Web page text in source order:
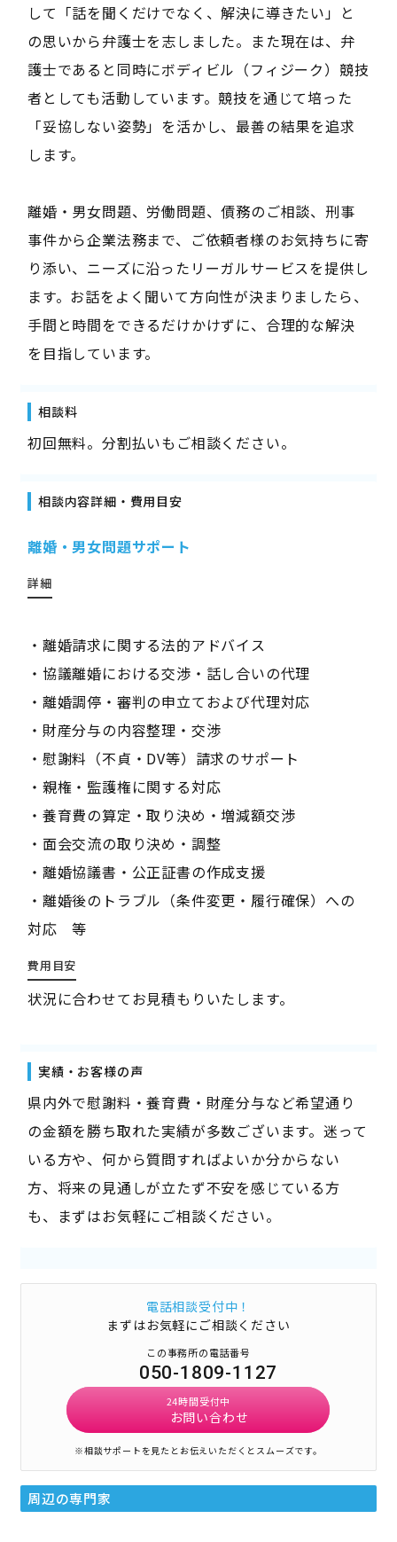
して「話を聞くだけでなく、解決に導きたい」と
の思いから弁護士を志しました。また現在は、弁
護士であると同時にボディビル（フィジーク）競技
者としても活動しています。競技を通じて培った
「妥協しない姿勢」を活かし、最善の結果を追求
します。
離婚・男女問題、労働問題、債務のご相談、刑事
事件から企業法務まで、ご依頼者様のお気持ちに寄
り添い、ニーズに沿ったリーガルサービスを提供し
ます。お話をよく聞いて方向性が決まりましたら、
手間と時間をできるだけかけずに、合理的な解決
を目指しています。
相談料
初回無料。分割払いもご相談ください。
相談内容詳細・費用目安
離婚・男女問題サポート
詳細
・離婚請求に関する法的アドバイス
・協議離婚における交渉・話し合いの代理
・離婚調停・審判の申立ておよび代理対応
・財産分与の内容整理・交渉
・慰謝料（不貞・DV等）請求のサポート
・親権・監護権に関する対応
・養育費の算定・取り決め・増減額交渉
・面会交流の取り決め・調整
・離婚協議書・公正証書の作成支援
・離婚後のトラブル（条件変更・履行確保）への
対応 等
費用目安
状況に合わせてお見積もりいたします。
実績・お客様の声
県内外で慰謝料・養育費・財産分与など希望通り
の金額を勝ち取れた実績が多数ございます。迷って
いる方や、何から質問すればよいか分からない
方、将来の見通しが立たず不安を感じている方
も、まずはお気軽にご相談ください。
電話相談受付中！
まずはお気軽にご相談ください
この事務所の電話番号
050-1809-1127
24時間受付中
お問い合わせ
※相談サポートを見たとお伝えいただくとスムーズです。
周辺の専門家